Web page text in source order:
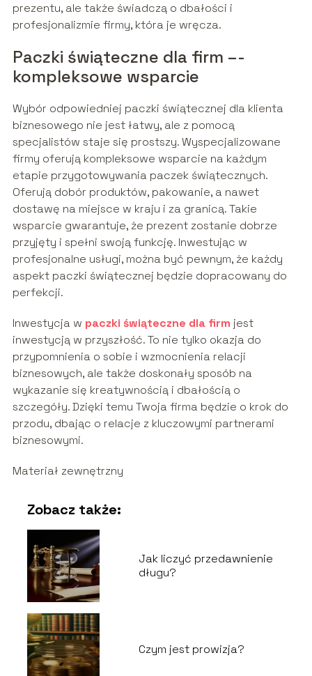
prezentu, ale także świadczą o dbałości i
profesjonalizmie firmy, która je wręcza.
Paczki świąteczne dla firm –-
kompleksowe wsparcie
Wybór odpowiedniej paczki świątecznej dla klienta
biznesowego nie jest łatwy, ale z pomocą
specjalistów staje się prostszy. Wyspecjalizowane
firmy oferują kompleksowe wsparcie na każdym
etapie przygotowywania paczek świątecznych.
Oferują dobór produktów, pakowanie, a nawet
dostawę na miejsce w kraju i za granicą. Takie
wsparcie gwarantuje, że prezent zostanie dobrze
przyjęty i spełni swoją funkcję. Inwestując w
profesjonalne usługi, można być pewnym, że każdy
aspekt paczki świątecznej będzie dopracowany do
perfekcji.
Inwestycja w paczki świąteczne dla firm jest
inwestycją w przyszłość. To nie tylko okazja do
przypomnienia o sobie i wzmocnienia relacji
biznesowych, ale także doskonały sposób na
wykazanie się kreatywnością i dbałością o
szczegóły. Dzięki temu Twoja firma będzie o krok do
przodu, dbając o relacje z kluczowymi partnerami
biznesowymi.
Materiał zewnętrzny
Zobacz także:
Jak liczyć przedawnienie
długu?
Czym jest prowizja?